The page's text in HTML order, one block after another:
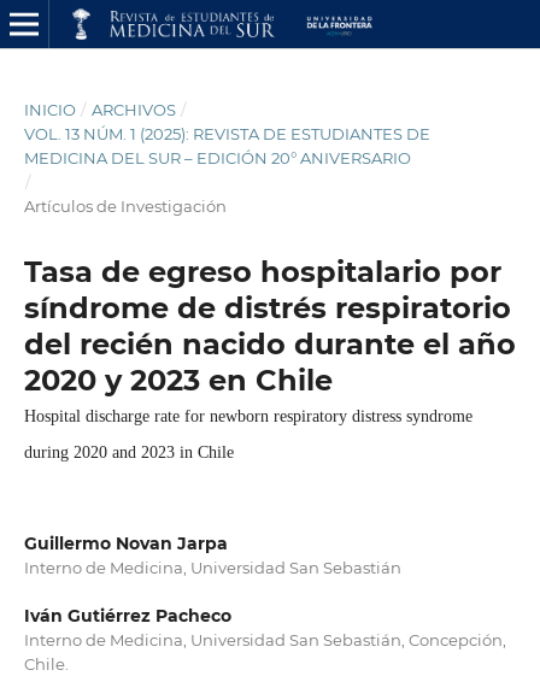
INICIO / ARCHIVOS /
VOL. 13 NÚM. 1 (2025): REVISTA DE ESTUDIANTES DE
MEDICINA DEL SUR – EDICIÓN 20° ANIVERSARIO
/
Artículos de Investigación
Tasa de egreso hospitalario por
síndrome de distrés respiratorio
del recién nacido durante el año
2020 y 2023 en Chile
Hospital discharge rate for newborn respiratory distress syndrome
during 2020 and 2023 in Chile
Guillermo Novan Jarpa
Interno de Medicina, Universidad San Sebastián
Iván Gutiérrez Pacheco
Interno de Medicina, Universidad San Sebastián, Concepción,
Chile.